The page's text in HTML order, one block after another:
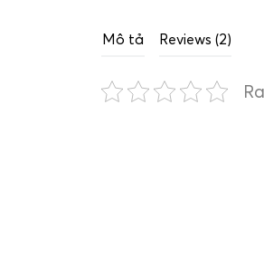
Mô tả Reviews (2)